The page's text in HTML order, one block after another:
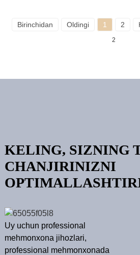
Birinchidan Oldingi 1 2
2
KELING, SIZNING
CHANJIRINIZNI
Uy uchun professional
mehmonxona jihozlari,
professional mehmonxonada